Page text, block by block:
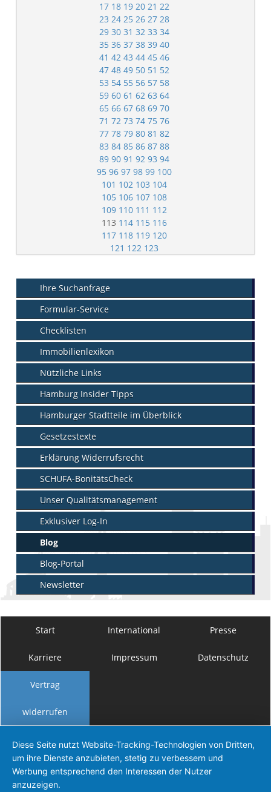
17 18 19 20 21 22
23 24 25 26 27 28
29 30 31 32 33 34
35 36 37 38 39 40
41 42 43 44 45 46
47 48 49 50 51 52
53 54 55 56 57 58
59 60 61 62 63 64
65 66 67 68 69 70
71 72 73 74 75 76
77 78 79 80 81 82
83 84 85 86 87 88
89 90 91 92 93 94
95 96 97 98 99 100
101 102 103 104
105 106 107 108
109 110 111 112
113 114 115 116
117 118 119 120
121 122 123
Ihre Suchanfrage
Formular-Service
Checklisten
Immobilienlexikon
Nützliche Links
Hamburg Insider Tipps
Hamburger Stadtteile im Überblick
Gesetzestexte
Erklärung Widerrufsrecht
SCHUFA-BonitätsCheck
Unser Qualitätsmanagement
Exklusiver Log-In
Blog
Blog-Portal
Newsletter
Start International Presse
Karriere Impressum Datenschutz
Vertrag
widerrufen
Diese Seite nutzt Website-Tracking-Technologien von Dritten,
um ihre Dienste anzubieten, stetig zu verbessern und
Werbung entsprechend den Interessen der Nutzer
anzuzeigen.